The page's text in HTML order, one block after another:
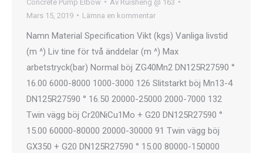
Concrete Pump Elbow Av Ruisheng @ 163
Mars 15, 2019
Lämna en kommentar
Namn Material Specification Vikt (kgs) Vanliga livstid
(m ^) Liv tine för två änddelar (m ^) Max
arbetstryck(bar) Normal böj ZG40Mn2 DN125R27590 °
16.00 6000-8000 1000-3000 126 Slitstarkt böj Mn13-4
DN125R27590 ° 16.50 20000-25000 2000-7000 132
Twin vägg böj Cr20NiCu1Mo + G20 DN125R27590 °
15.00 60000-80000 20000-30000 91 Twin vägg böj
GX350 + G20 DN125R27590 ° 15.00 80000-150000